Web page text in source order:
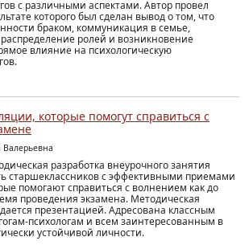
с различными аспектами. Автор провел
которого был сделан вывод о том, что
браком, коммуникация в семье,
ролей и возникновение
влияние на психологическую
которые помогут справиться с
разработка внеурочного занятия
старшеклассников с эффективными приемами
помогают справиться с волнением как до
проведения экзамена. Методическая
презентацией. Адресована классным
психологам и всем заинтересованным в
устойчивой личности.